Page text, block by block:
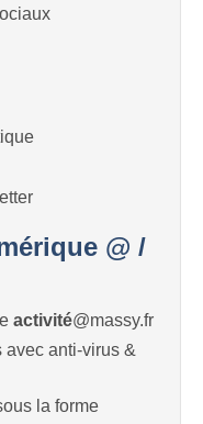
@ /
activité@massy.fr
avec anti-virus &
la forme